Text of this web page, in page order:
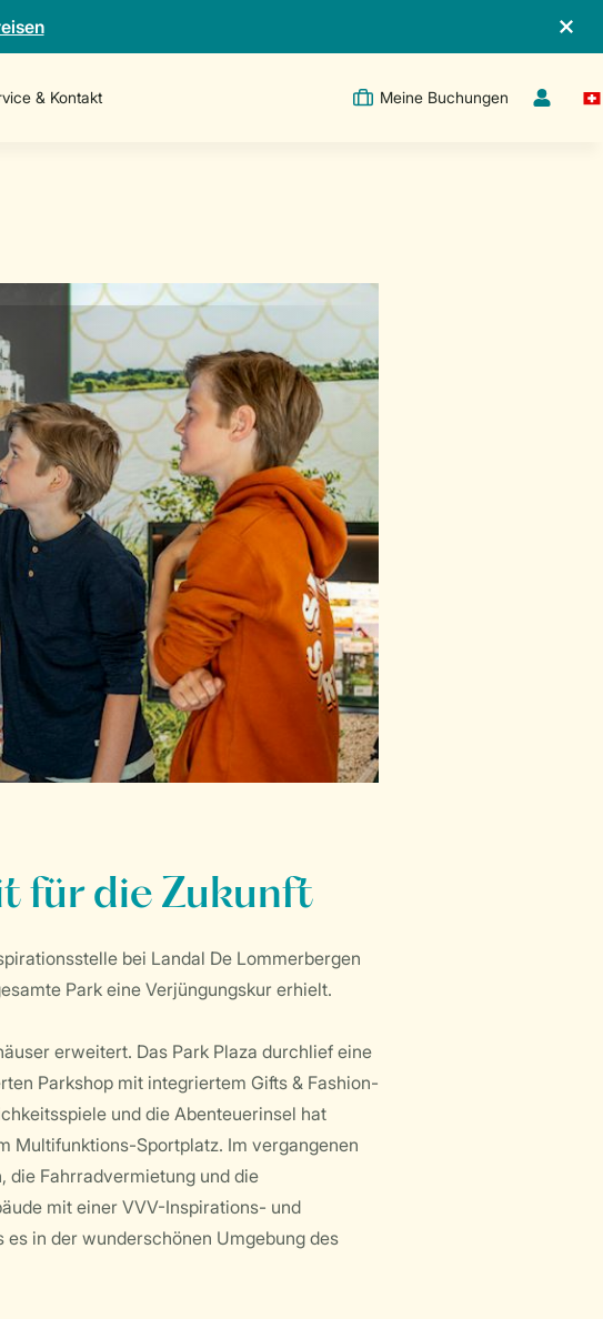
& Kontakt Meine Buchungen
für die Zukunft
bei Landal De Lommerbergen
Park eine Verjüngungskur erhielt.
erweitert. Das Park Plaza durchlief eine
Parkshop mit integriertem Gifts & Fashion-
und die Abenteuerinsel hat
Multifunktions-Sportplatz. Im vergangenen
die Fahrradvermietung und die
mit einer VVV-Inspirations- und
in der wunderschönen Umgebung des